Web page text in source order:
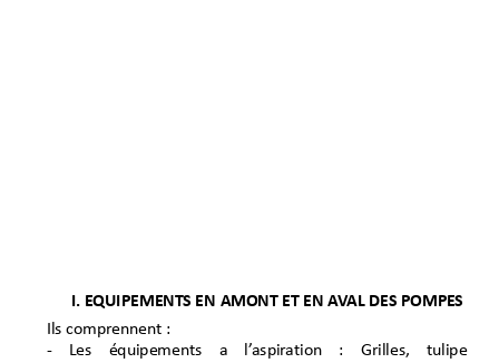
I.EQUIPEMENTSEN AMONTETENAVALDESPOMPES
Ils comprennent :
‐ Les équipements a l’aspiration : Grilles, tulipe